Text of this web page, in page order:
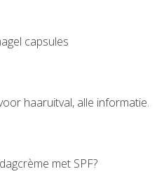
capsules
haaruitval, alle informatie.
met SPF?